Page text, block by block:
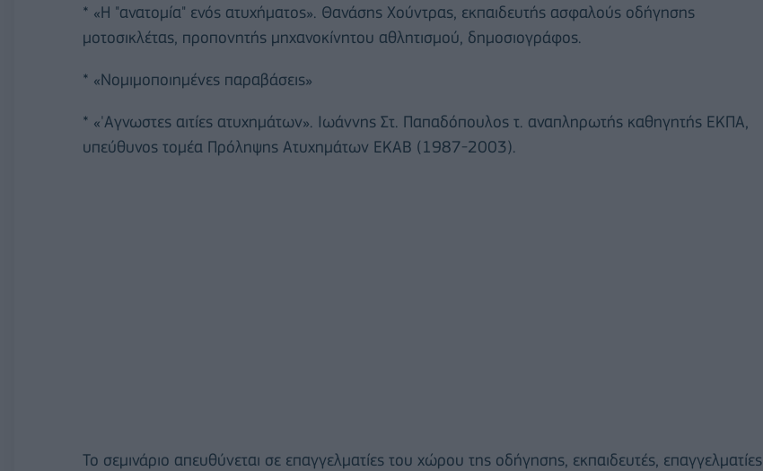
* «Η "ανατομία" ενός ατυχήματος». Θανάσης Χούντρας, εκπαιδευτής ασφαλούς οδήγησης
μοτοσικλέτας, προπονητής μηχανοκίνητου αθλητισμού, δημοσιογράφος.
* «Νομιμοποιημένες παραβάσεις»
* «'Αγνωστες αιτίες ατυχημάτων». Ιωάννης Στ. Παπαδόπουλος τ. αναπληρωτής καθηγητής ΕΚΠΑ,
υπεύθυνος τομέα Πρόληψης Ατυχημάτων ΕΚΑΒ (1987-2003).
Το σεμινάριο απευθύνεται σε επαγγελματίες του χώρου της οδήγησης, εκπαιδευτές, επαγγελματίες